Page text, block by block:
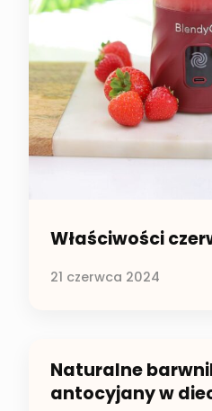
Właściwości
21 czerwca 2024
Naturalne
antocyjany w